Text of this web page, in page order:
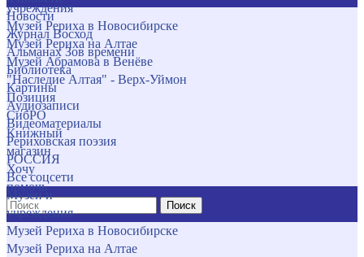
учреждения
Музей Рериха в Новосибирске
Музей Рериха на Алтае
Музей Абрамова в Венёве
"Наследие Алтая" - Верх-Уймон
Позиция
СибРО
Книжный
магазин
Хочу
помочь
Поиск
Новости
Журнал Восход
Альманах Зов времени
Библиотека
Картины
Аудиозаписи
Видеоматериалы
Рериховская поэзия
РОССИЯ
Все соцсети
Музеи и
учреждения
Музей Рериха в Новосибирске
Музей Рериха на Алтае